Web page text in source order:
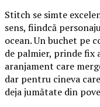
Stitch se simte
sens, fiindcă
ocean. Un buchet pe
de palmier, prinde fix
aranjament care
dar pentru cineva
deja jumătate din